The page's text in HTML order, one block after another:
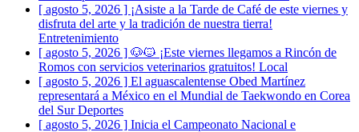
[ agosto 5, 2026 ] ¡Asiste a la Tarde de Café de este viernes y
disfruta del arte y la tradición de nuestra tierra!
Entretenimiento
[ agosto 5, 2026 ] 🐶🐱 ¡Este viernes llegamos a Rincón de
Romos con servicios veterinarios gratuitos! Local
[ agosto 5, 2026 ] El aguascalentense Obed Martínez
representará a México en el Mundial de Taekwondo en Corea
del SurDeportes
[ agosto 5, 2026 ] Inicia el Campeonato Nacional e